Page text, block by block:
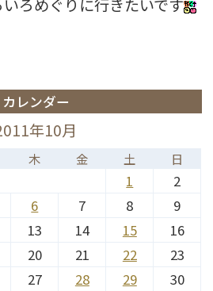
ろめぐりに行きたいです
カレンダー
年10月
木 金 土 日
1
2
6 7 8
9
13 14 15
16
20 21 22
23
27 28 29
30